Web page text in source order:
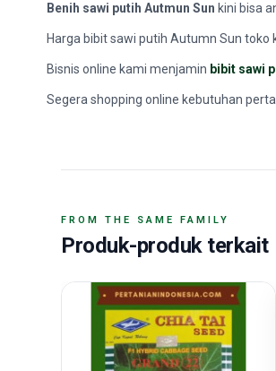
Benih sawi putih Autmun Sun kini bisa
Harga bibit sawi putih Autumn Sun toko
Bisnis online kami menjamin bibit sawi
Segera shopping online kebutuhan
FROM THE SAME FAMILY
Produk-produk terkait